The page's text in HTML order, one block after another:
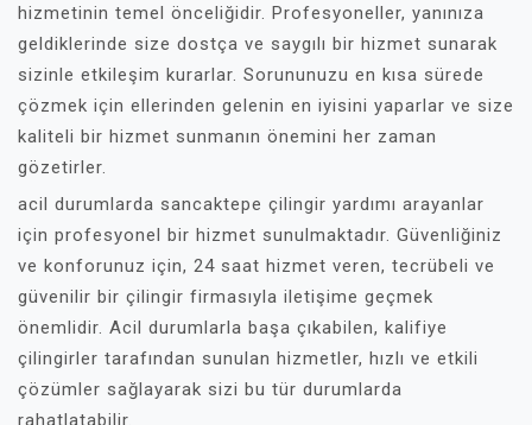
hizmetinin temel önceliğidir. Profesyoneller, yanınıza
geldiklerinde size dostça ve saygılı bir hizmet sunarak
sizinle etkileşim kurarlar. Sorununuzu en kısa sürede
çözmek için ellerinden gelenin en iyisini yaparlar ve size
kaliteli bir hizmet sunmanın önemini her zaman
gözetirler.
acil durumlarda sancaktepe çilingir yardımı arayanlar
için profesyonel bir hizmet sunulmaktadır. Güvenliğiniz
ve konforunuz için, 24 saat hizmet veren, tecrübeli ve
güvenilir bir çilingir firmasıyla iletişime geçmek
önemlidir. Acil durumlarla başa çıkabilen, kalifiye
çilingirler tarafından sunulan hizmetler, hızlı ve etkili
çözümler sağlayarak sizi bu tür durumlarda
rahatlatabilir.